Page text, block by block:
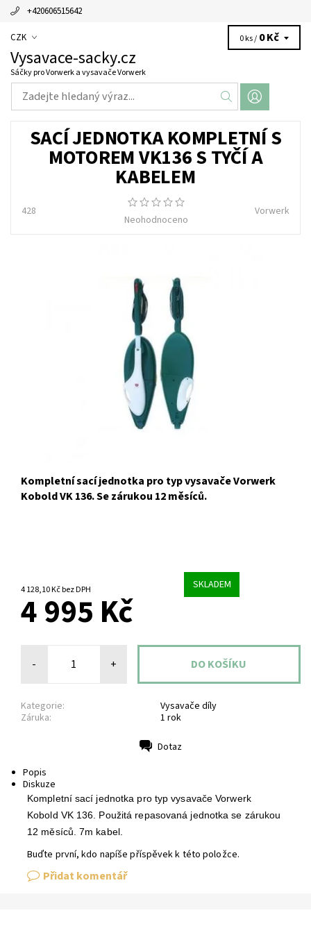
+420606515642
CZK
Vysavace-sacky.cz
Sáčky pro Vorwerk a vysavače Vorwerk
0 ks / 0 Kč
SACÍ JEDNOTKA KOMPLETNÍ S
MOTOREM VK136 S TYČÍ A
KABELEM
428
Neohodnoceno
Vorwerk
Kompletní sací jednotka pro typ vysavače Vorwerk
Kobold VK 136. Se zárukou 12 měsíců.
4 128,10 Kč bez DPH SKLADEM
4 995 Kč
- +
Kategorie:
Vysavače díly
Záruka:
1 rok
Dotaz
Popis
Diskuze
Kompletní sací jednotka pro typ vysavače Vorwerk
Kobold VK 136. Použitá repasovaná jednotka se zárukou
12 měsíců. 7m kabel.
Buďte první, kdo napíše příspěvek k této položce.
Přidat komentář